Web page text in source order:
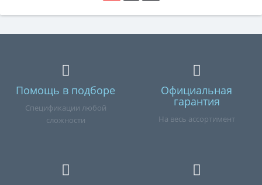
Помощь в подборе
Спецификации любой
сложности
Официальная
гарантия
На весь ассортимент